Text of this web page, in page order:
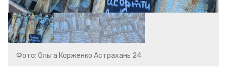
Фото: Ольга Корженко Астрахань 24